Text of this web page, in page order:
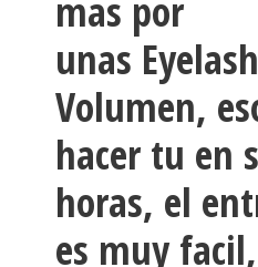
mas por
unas Eyelash
Volumen,
hacer tu en
horas, el
es muy